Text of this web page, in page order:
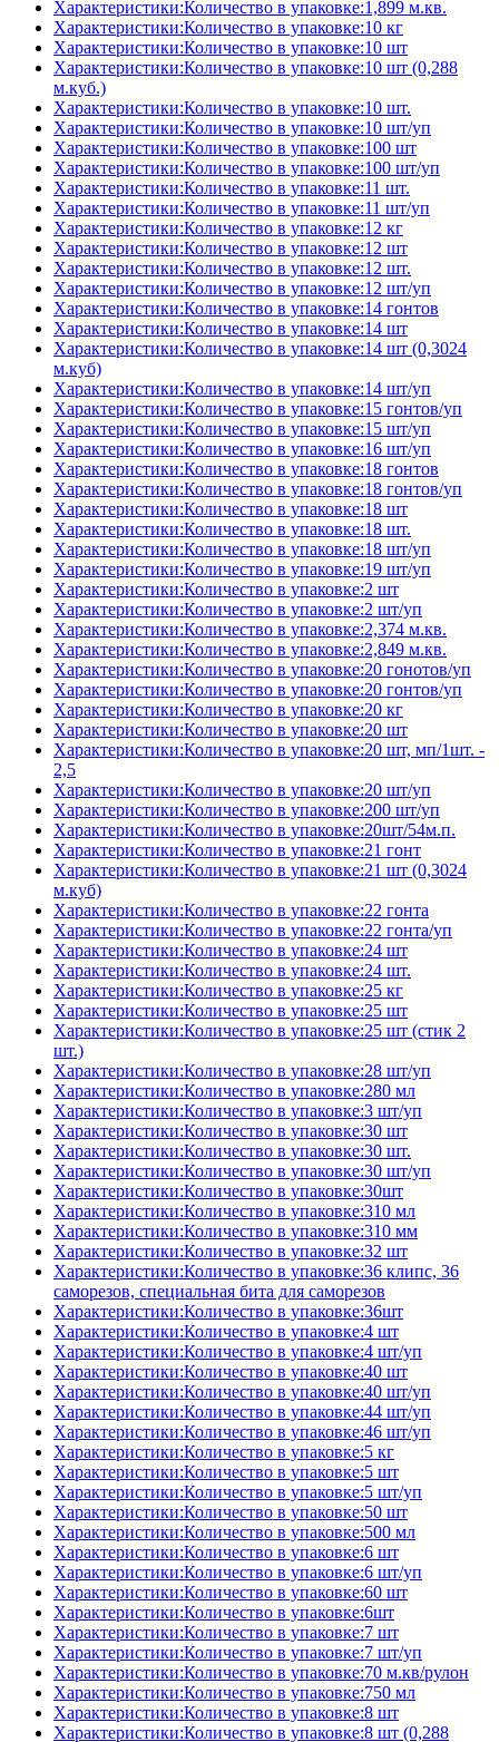
Характеристики:Количество в упаковке:1,899 м.кв.
Характеристики:Количество в упаковке:10 кг
Характеристики:Количество в упаковке:10 шт
Характеристики:Количество в упаковке:10 шт (0,288
м.куб.)
Характеристики:Количество в упаковке:10 шт.
Характеристики:Количество в упаковке:10 шт/уп
Характеристики:Количество в упаковке:100 шт
Характеристики:Количество в упаковке:100 шт/уп
Характеристики:Количество в упаковке:11 шт.
Характеристики:Количество в упаковке:11 шт/уп
Характеристики:Количество в упаковке:12 кг
Характеристики:Количество в упаковке:12 шт
Характеристики:Количество в упаковке:12 шт.
Характеристики:Количество в упаковке:12 шт/уп
Характеристики:Количество в упаковке:14 гонтов
Характеристики:Количество в упаковке:14 шт
Характеристики:Количество в упаковке:14 шт (0,3024
м.куб)
Характеристики:Количество в упаковке:14 шт/уп
Характеристики:Количество в упаковке:15 гонтов/уп
Характеристики:Количество в упаковке:15 шт/уп
Характеристики:Количество в упаковке:16 шт/уп
Характеристики:Количество в упаковке:18 гонтов
Характеристики:Количество в упаковке:18 гонтов/уп
Характеристики:Количество в упаковке:18 шт
Характеристики:Количество в упаковке:18 шт.
Характеристики:Количество в упаковке:18 шт/уп
Характеристики:Количество в упаковке:19 шт/уп
Характеристики:Количество в упаковке:2 шт
Характеристики:Количество в упаковке:2 шт/уп
Характеристики:Количество в упаковке:2,374 м.кв.
Характеристики:Количество в упаковке:2,849 м.кв.
Характеристики:Количество в упаковке:20 гонотов/уп
Характеристики:Количество в упаковке:20 гонтов/уп
Характеристики:Количество в упаковке:20 кг
Характеристики:Количество в упаковке:20 шт
Характеристики:Количество в упаковке:20 шт, мп/1шт. -
2,5
Характеристики:Количество в упаковке:20 шт/уп
Характеристики:Количество в упаковке:200 шт/уп
Характеристики:Количество в упаковке:20шт/54м.п.
Характеристики:Количество в упаковке:21 гонт
Характеристики:Количество в упаковке:21 шт (0,3024
м.куб)
Характеристики:Количество в упаковке:22 гонта
Характеристики:Количество в упаковке:22 гонта/уп
Характеристики:Количество в упаковке:24 шт
Характеристики:Количество в упаковке:24 шт.
Характеристики:Количество в упаковке:25 кг
Характеристики:Количество в упаковке:25 шт
Характеристики:Количество в упаковке:25 шт (стик 2
шт.)
Характеристики:Количество в упаковке:28 шт/уп
Характеристики:Количество в упаковке:280 мл
Характеристики:Количество в упаковке:3 шт/уп
Характеристики:Количество в упаковке:30 шт
Характеристики:Количество в упаковке:30 шт.
Характеристики:Количество в упаковке:30 шт/уп
Характеристики:Количество в упаковке:30шт
Характеристики:Количество в упаковке:310 мл
Характеристики:Количество в упаковке:310 мм
Характеристики:Количество в упаковке:32 шт
Характеристики:Количество в упаковке:36 клипс, 36
саморезов, специальная бита для саморезов
Характеристики:Количество в упаковке:36шт
Характеристики:Количество в упаковке:4 шт
Характеристики:Количество в упаковке:4 шт/уп
Характеристики:Количество в упаковке:40 шт
Характеристики:Количество в упаковке:40 шт/уп
Характеристики:Количество в упаковке:44 шт/уп
Характеристики:Количество в упаковке:46 шт/уп
Характеристики:Количество в упаковке:5 кг
Характеристики:Количество в упаковке:5 шт
Характеристики:Количество в упаковке:5 шт/уп
Характеристики:Количество в упаковке:50 шт
Характеристики:Количество в упаковке:500 мл
Характеристики:Количество в упаковке:6 шт
Характеристики:Количество в упаковке:6 шт/уп
Характеристики:Количество в упаковке:60 шт
Характеристики:Количество в упаковке:6шт
Характеристики:Количество в упаковке:7 шт
Характеристики:Количество в упаковке:7 шт/уп
Характеристики:Количество в упаковке:70 м.кв/рулон
Характеристики:Количество в упаковке:750 мл
Характеристики:Количество в упаковке:8 шт
Характеристики:Количество в упаковке:8 шт (0,288